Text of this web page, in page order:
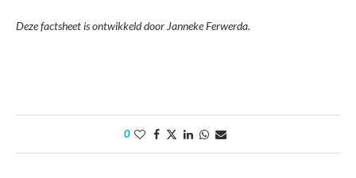
Deze factsheet is ontwikkeld door Janneke Ferwerda.
0